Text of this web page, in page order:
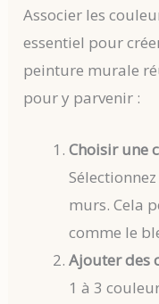
Associer les
essentiel pour
peinture murale
pour y parvenir :
Choisir une
murs. Cela
comme le
Ajouter des
1 à 3